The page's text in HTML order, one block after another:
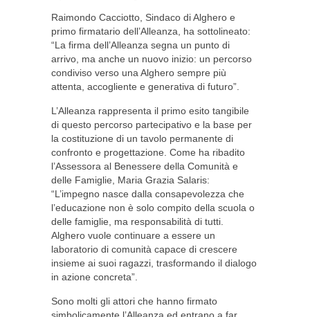
Raimondo Cacciotto, Sindaco di Alghero e
primo firmatario dell’Alleanza, ha sottolineato:
“La firma dell’Alleanza segna un punto di
arrivo, ma anche un nuovo inizio: un percorso
condiviso verso una Alghero sempre più
attenta, accogliente e generativa di futuro”.
L’Alleanza rappresenta il primo esito tangibile
di questo percorso partecipativo e la base per
la costituzione di un tavolo permanente di
confronto e progettazione. Come ha ribadito
l’Assessora al Benessere della Comunità e
delle Famiglie, Maria Grazia Salaris:
“L’impegno nasce dalla consapevolezza che
l’educazione non è solo compito della scuola o
delle famiglie, ma responsabilità di tutti.
Alghero vuole continuare a essere un
laboratorio di comunità capace di crescere
insieme ai suoi ragazzi, trasformando il dialogo
in azione concreta”.
Sono molti gli attori che hanno firmato